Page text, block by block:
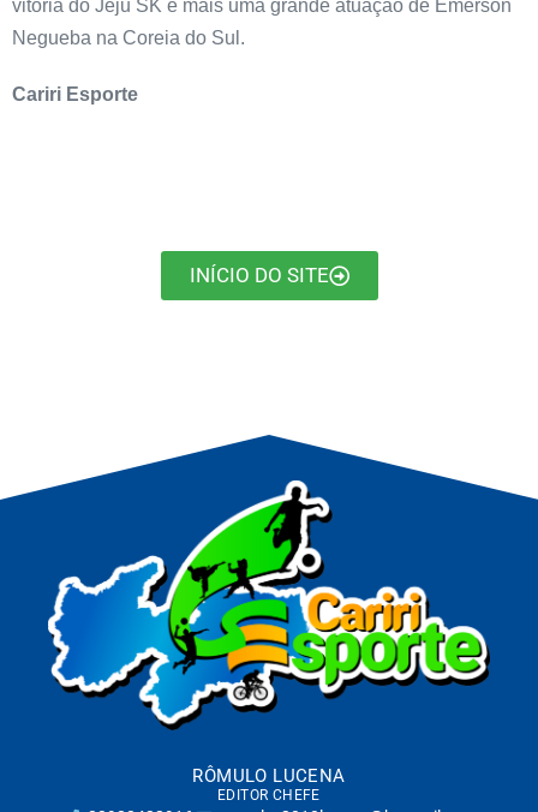
vitória do Jeju SK e mais uma grande atuação de Emerson
Negueba na Coreia do Sul.
Cariri Esporte
INÍCIO DO SITE
RÔMULO LUCENA
EDITOR CHEFE